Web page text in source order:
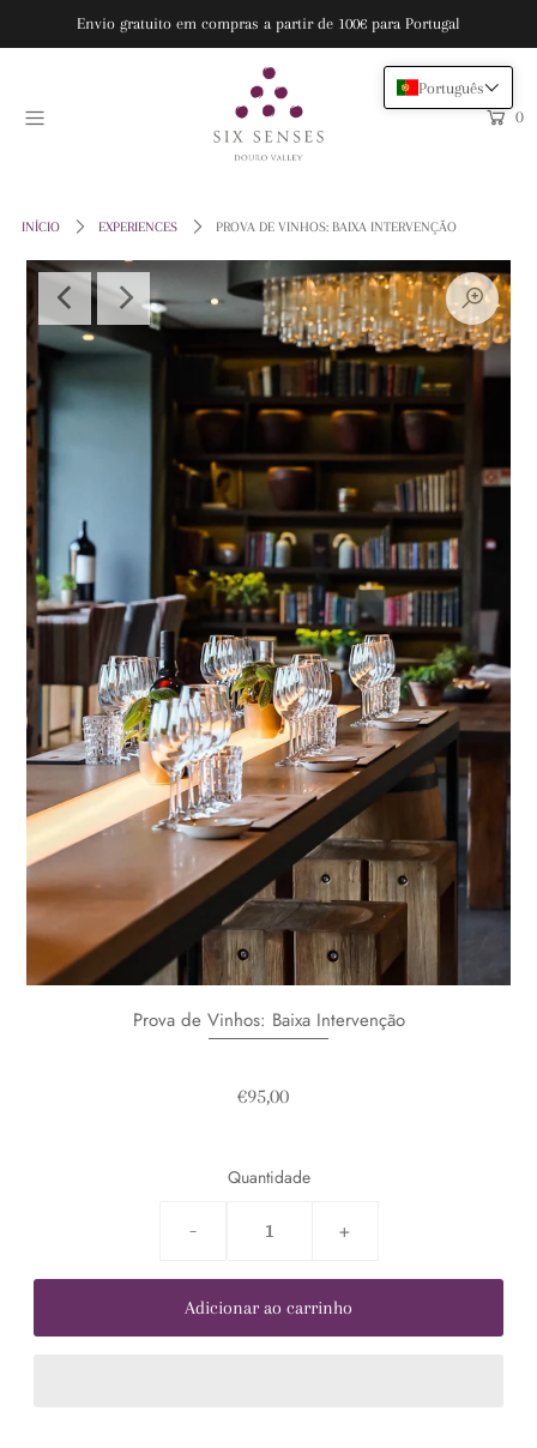
Envio gratuito em compras a partir de 100€ para Portugal
0
INÍCIO EXPERIENCES PROVA DE VINHOS: BAIXA INTERVENÇÃO
Prova de Vinhos: Baixa Intervenção
€95,00
Quantidade
- +
VOUCHERS
THE FARM
EARTH LAB
HOME & LIFESTYLE
RESERVAR
Entre ou crie uma conta
Português